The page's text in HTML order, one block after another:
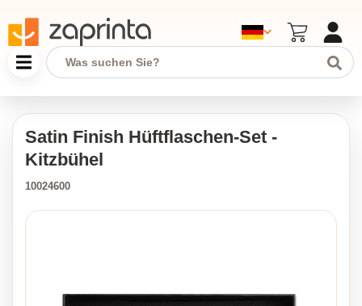
Satin Finish Hüftflaschen-Set -
Kitzbühel
10024600